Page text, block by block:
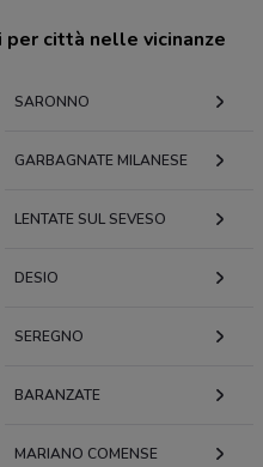
città nelle vicinanze
SARONNO
GARBAGNATE MILANESE
LENTATE SUL SEVESO
DESIO
SEREGNO
BARANZATE
MARIANO COMENSE